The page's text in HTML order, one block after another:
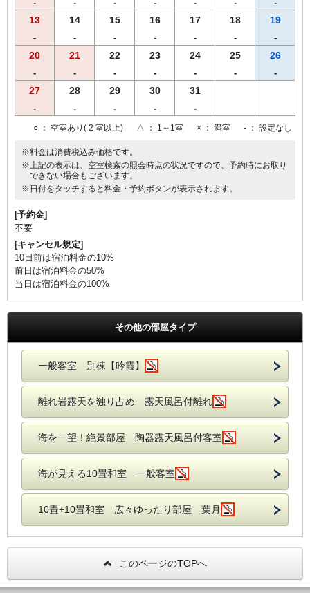
- - - - - - -
13
-
14
-
15
-
16
-
17
-
18
-
19
-
20
-
21
-
22
-
23
-
24
-
25
-
26
-
27
-
28
-
29
-
30
-
31
-
○ ： 空室あり( 2 室以上) △ ： 1～1室 × ： 満室 - ： 設定なし
※料金は消費税込み価格です。
※上記の表示は、空室検索の照会時点の状況ですので、予約時にお取り
できない場合もございます。
※日付をタッチすると料金・予約ボタンが表示されます。
[予約金]
不要
[キャンセル規定]
10日前は宿泊料金の10%
前日は宿泊料金の50%
当日は宿泊料金の100%
その他の部屋タイプ
一般客室 別棟【吟霞】
離れ岩露天を独り占め 露天風呂付離れ
海を一望！絶景部屋 陶器露天風呂付客室
海が見える10畳和室 一般客室
10畳+10畳和室 広々ゆったり部屋 葉月
このページのTOPへ